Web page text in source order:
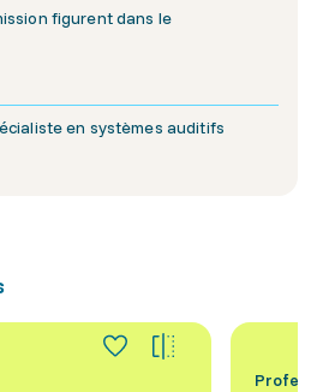
figurent dans le
en systèmes auditifs